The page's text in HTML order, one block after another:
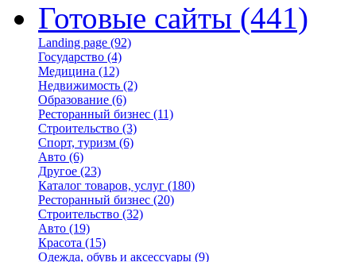
Готовые сайты (441)
Landing page (92)
Государство (4)
Медицина (12)
Недвижимость (2)
Образование (6)
Ресторанный бизнес (11)
Строительство (3)
Спорт, туризм (6)
Авто (6)
Другое (23)
Каталог товаров, услуг (180)
Ресторанный бизнес (20)
Строительство (32)
Авто (19)
Красота (15)
Одежда, обувь и аксессуары (9)